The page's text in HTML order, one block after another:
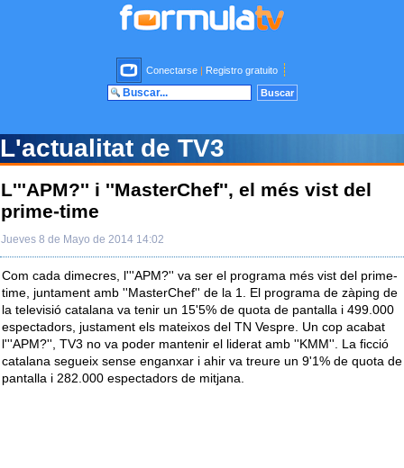
Conectarse | Registro gratuito
L'actualitat de TV3
L'''APM?'' i ''MasterChef'', el més vist del
prime-time
Jueves 8 de Mayo de 2014 14:02
Com cada dimecres, l'''APM?'' va ser el programa més vist del prime-
time, juntament amb ''MasterChef'' de la 1. El programa de zàping de
la televisió catalana va tenir un 15'5% de quota de pantalla i 499.000
espectadors, justament els mateixos del TN Vespre. Un cop acabat
l'''APM?'', TV3 no va poder mantenir el liderat amb ''KMM''. La ficció
catalana segueix sense enganxar i ahir va treure un 9'1% de quota de
pantalla i 282.000 espectadors de mitjana.